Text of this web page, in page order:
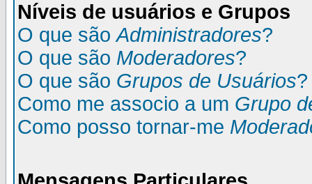
Níveis de usuários e Grupos
O que sãoAdministradores?
O que são Moderadores?
O que são Grupos de Usuários?
Como me associo a um Grupo
Como posso tornar-me